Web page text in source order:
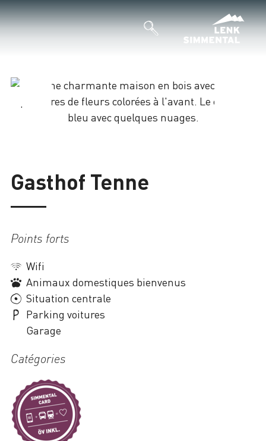
Gasthof Tenne
Points forts
Wifi
Animaux domestiques bienvenus
Situation centrale
Parking voitures
Garage
Catégories